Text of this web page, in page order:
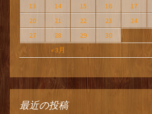
« 3月
13
14 15 16 17
20
21 22 23 24
27
28 29 30
最近の投稿